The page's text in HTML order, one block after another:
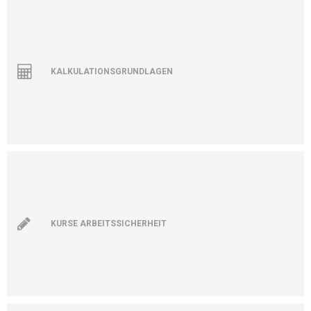
KALKULATIONSGRUNDLAGEN
KURSE ARBEITSSICHERHEIT